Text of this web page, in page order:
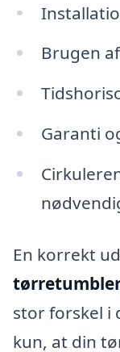
Brugen
Garanti
En korrekt
stor forskel i
kun, at din